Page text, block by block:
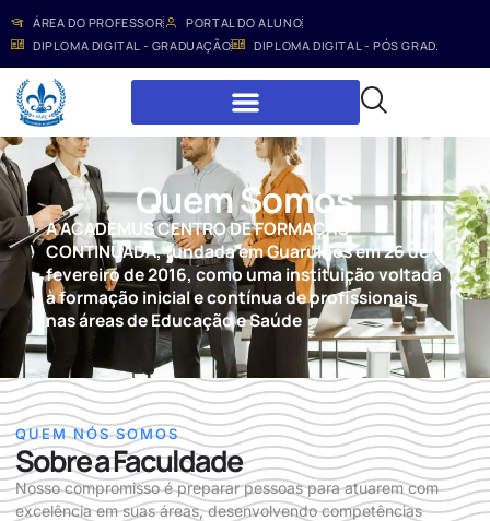
ÁREA DO PROFESSOR
PORTAL DO ALUNO
DIPLOMA DIGITAL - GRADUAÇÃO
DIPLOMA DIGITAL - PÓS GRAD.
Quem Somos
A ACADEMUS CENTRO DE FORMAÇÃO
CONTINUADA, fundada em Guarulhos em 26 de
fevereiro de 2016, como uma instituição voltada
à formação inicial e contínua de profissionais
nas áreas de Educação e Saúde
QUEM NÓS SOMOS
Sobre a Faculdade
Nosso compromisso é preparar pessoas para atuarem com
excelência em suas áreas, desenvolvendo competências